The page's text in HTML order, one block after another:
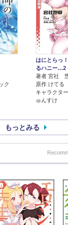
ク
はにとらっ
るハニー…2
著者 宮社
原作 けてる
キャラクタ
ゅんすけ
もっとみる